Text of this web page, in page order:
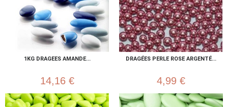
1KG DRAGEES AMANDE...
14,16 €
DRAGÉES PERLE ROSE ARGENTÉ...
4,99 €